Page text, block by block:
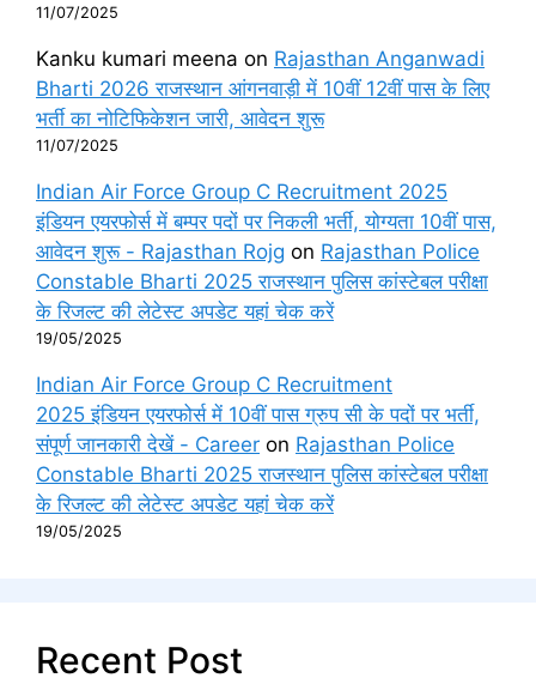
11/07/2025
Kanku kumari meena on Rajasthan Anganwadi
Bharti 2026 राजस्थान आंगनवाड़ी में 10वीं 12वीं पास के लिए
भर्ती का नोटिफिकेशन जारी, आवेदन शुरू
11/07/2025
Indian Air Force Group C Recruitment 2025
इंडियन एयरफोर्स में बम्पर पदों पर निकली भर्ती, योग्यता 10वीं पास,
आवेदन शुरू - Rajasthan Rojg on Rajasthan Police
Constable Bharti 2025 राजस्थान पुलिस कांस्टेबल परीक्षा
के रिजल्ट की लेटेस्ट अपडेट यहां चेक करें
19/05/2025
Indian Air Force Group C Recruitment
2025 इंडियन एयरफोर्स में 10वीं पास ग्रुप सी के पदों पर भर्ती,
संपूर्ण जानकारी देखें - Career on Rajasthan Police
Constable Bharti 2025 राजस्थान पुलिस कांस्टेबल परीक्षा
के रिजल्ट की लेटेस्ट अपडेट यहां चेक करें
19/05/2025
Recent Post